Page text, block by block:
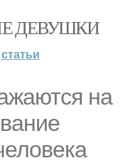
ДЕВУШКИ
статьи
на